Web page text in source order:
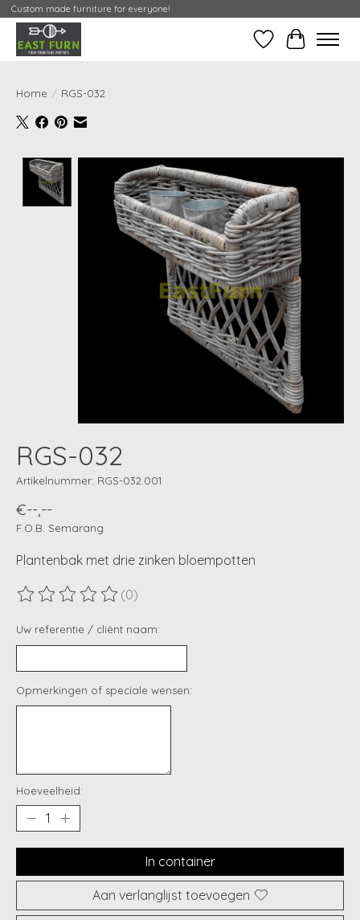
Custom made furniture for everyone!
Verlanglijst
Mijn
Home / RGS-032
Product image slideshow Items
RGS-032
Artikelnummer: RGS-032.001
€--,--
F.O.B. Semarang
Plantenbak met drie zinken bloempotten
De beoordeling van dit product is
(0)
Uw referentie / cliënt naam:
Opmerkingen of speciale wensen:
Hoeveelheid:
In container
Aan verlanglijst toevoegen